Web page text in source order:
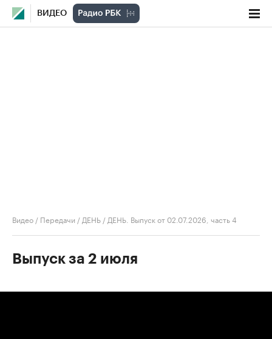
ВИДЕО
Видео / Передачи / ДЕНЬ / ДЕНЬ. Выпуск от 02.07.2026, часть 4
Выпуск за 2 июля